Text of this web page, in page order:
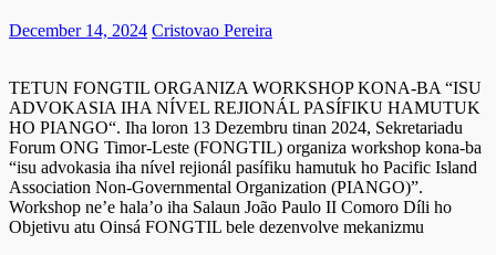
December 14, 2024 Cristovao Pereira
TETUN FONGTIL ORGANIZA WORKSHOP KONA-BA “ISU
ADVOKASIA IHA NÍVEL REJIONÁL PASÍFIKU HAMUTUK
HO PIANGO“. Iha loron 13 Dezembru tinan 2024, Sekretariadu
Forum ONG Timor-Leste (FONGTIL) organiza workshop kona-ba
“isu advokasia iha nível rejionál pasífiku hamutuk ho Pacific Island
Association Non-Governmental Organization (PIANGO)”.
Workshop ne’e hala’o iha Salaun João Paulo II Comoro Díli ho
Objetivu atu Oinsá FONGTIL bele dezenvolve mekanizmu